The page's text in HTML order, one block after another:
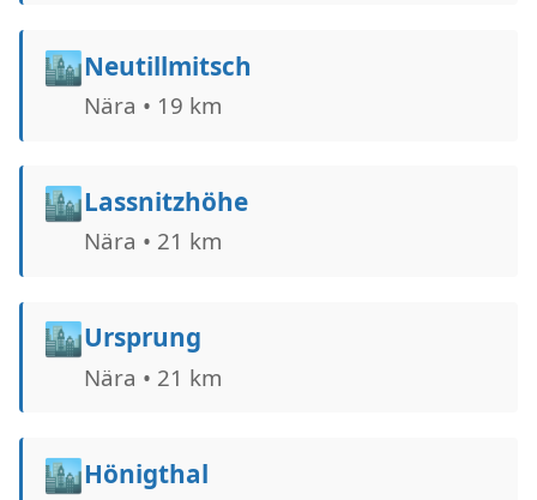
🏙️Neutillmitsch
Nära • 19 km
🏙️Lassnitzhöhe
Nära • 21 km
🏙️Ursprung
Nära • 21 km
🏙️Hönigthal